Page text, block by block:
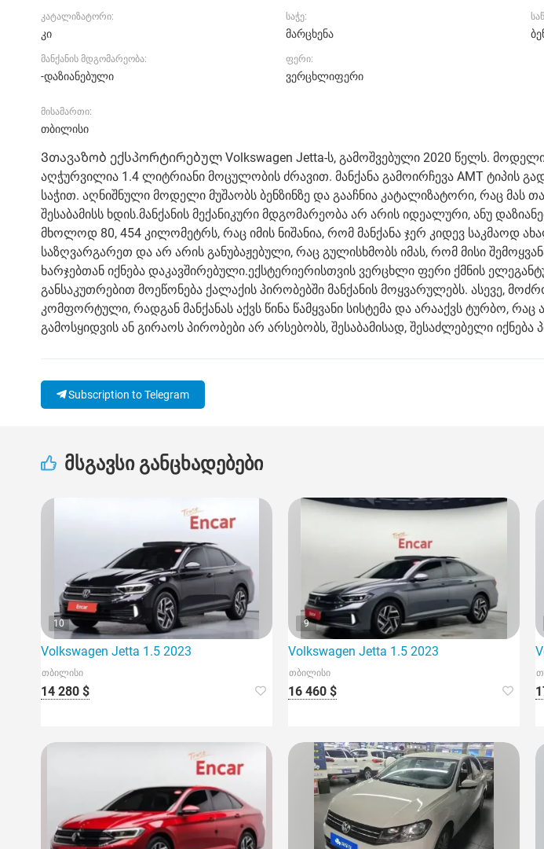
კატალიზატორი:
კი
საჭე:
მარცხენა
მანქანის მდგომარეობა:
-დაზიანებული
ფერი:
ვერცხლიფერი
მისამართი:
თბილისი
Ვთავაზობ ექსპორტირებულ Volkswagen Jetta-ს, გამოშვებული 2020 წელს.
აღჭურვილია 1.4 ლიტრიანი მოცულობის ძრავით. მანქანა გამოირჩევა AMT ტიპის
საჭით. აღნიშნული მოდელი მუშაობს ბენზინზე და გააჩნია კატალიზატორი, რაც
შესაბამისს ხდის.მანქანის მექანიკური მდგომარეობა არ არის იდეალური, ანუ
მხოლოდ 80, 454 კილომეტრს, რაც იმის ნიშანია, რომ მანქანა ჯერ კიდევ საკმაოდ
საზღვარგარეთ და არ არის განუბაჟებული, რაც გულისხმობს იმას, რომ მისი
ხარჯებთან იქნება დაკავშირებული.ექსტერიერისთვის ვერცხლი ფერი ქმნის
განსაკუთრებით მოეწონება ქალაქის პირობებში მანქანის მოყვარულებს. ასევე,
კომფორტული, რადგან მანქანას აქვს წინა წამყვანი სისტემა და არააქვს ტურბო,
გამოსყიდვის ან გირაოს პირობები არ არსებობს, შესაბამისად, შესაძლებელი იქნება
Subscription to Telegram
მსგავსი განცხადებები
10
Volkswagen Jetta 1.5 2023
თბილისი
14 280 $
9
Volkswagen Jetta 1.5 2023
თბილისი
16 460 $